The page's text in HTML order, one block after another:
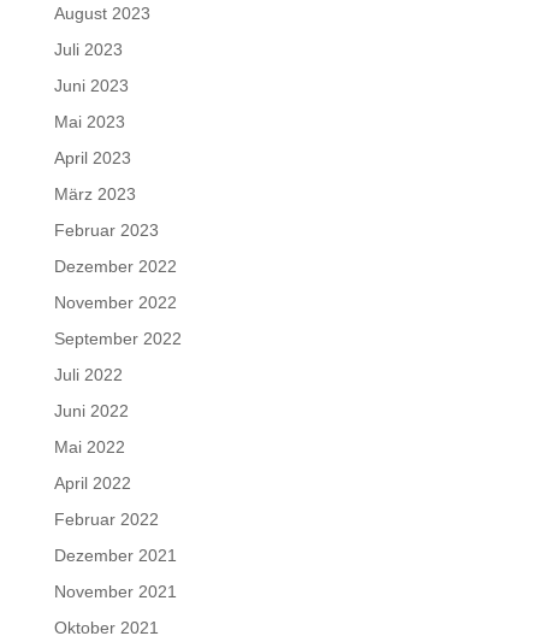
August 2023
Juli 2023
Juni 2023
Mai 2023
April 2023
März 2023
Februar 2023
Dezember 2022
November 2022
September 2022
Juli 2022
Juni 2022
Mai 2022
April 2022
Februar 2022
Dezember 2021
November 2021
Oktober 2021